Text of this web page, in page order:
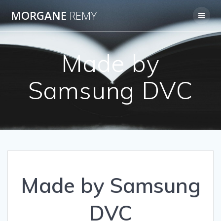
MORGANE REMY
Made by
Samsung DVC
Made by Samsung
DVC